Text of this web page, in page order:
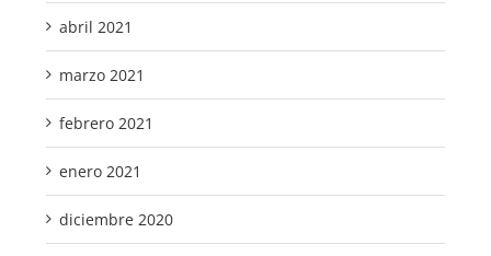
abril 2021
marzo 2021
febrero 2021
enero 2021
diciembre 2020